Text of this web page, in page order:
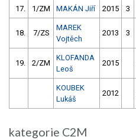
17. 1/ZM MAKÁN Jiří 2015 3
18. 7/ZS
MAREK
Vojtěch
2013 3
19. 2/ZM
KLOFANDA
Leoš
2015
KOUBEK
Lukáš
2012
kategorie C2M